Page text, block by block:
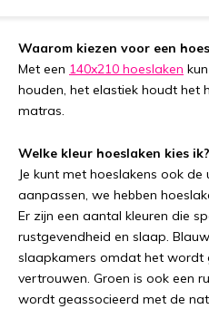
Waarom kiezen voor een
Met een 140x210 hoeslaken
houden, het elastiek houdt het
matras.
Welke kleur hoeslaken kies ik?
Je kunt met hoeslakens ook
aanpassen, we hebben
Er zijn een aantal kleuren die
rustgevendheid en slaap.
slaapkamers omdat het wordt
vertrouwen. Groen is ook een
wordt geassocieerd met de